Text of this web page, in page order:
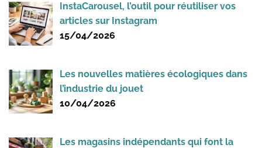
InstaCarousel, l’outil pour réutiliser vos
articles sur Instagram
15/04/2026
Les nouvelles matières écologiques dans
l’industrie du jouet
10/04/2026
Les magasins indépendants qui font la